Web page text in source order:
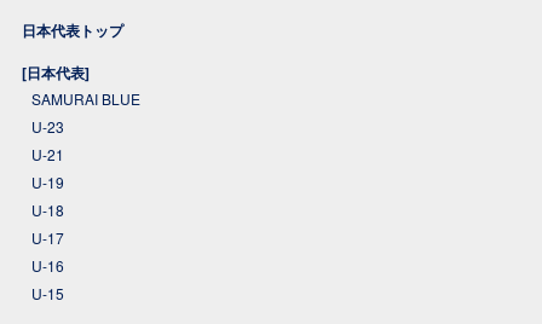
日本代表トップ
[日本代表]
SAMURAI BLUE
U-23
U-21
U-19
U-18
U-17
U-16
U-15